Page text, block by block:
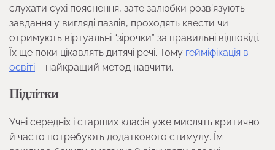
слухати сухі пояснення, зате залюбки розв’язують
завдання у вигляді пазлів, проходять квести чи
отримують віртуальні “зірочки” за правильні відповіді.
Їх ще поки цікавлять дитячі речі. Тому гейміфікація в
освіті – найкращий метод навчити.
Підлітки
Учні середніх і старших класів уже мислять критично
й часто потребують додаткового стимулу. Їм